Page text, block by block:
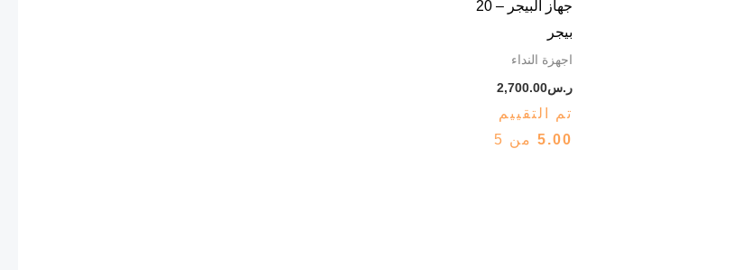
جهاز البيجر – 20
بيجر
اجهزة النداء
ر.س2,700.00
تم التقييم
5.00من 5